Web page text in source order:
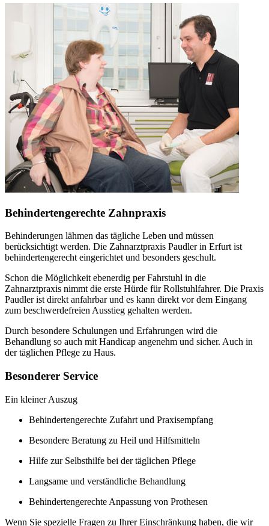
Behindertengerechte Zahnpraxis
Behinderungen lähmen das tägliche Leben und müssen
berücksichtigt werden. Die Zahnarztpraxis Paudler in Erfurt ist
behindertengerecht eingerichtet und besonders geschult.
Schon die Möglichkeit ebenerdig per Fahrstuhl in die
Zahnarztpraxis nimmt die erste Hürde für Rollstuhlfahrer. Die Praxis
Paudler ist direkt anfahrbar und es kann direkt vor dem Eingang
zum beschwerdefreien Ausstieg gehalten werden.
Durch besondere Schulungen und Erfahrungen wird die
Behandlung so auch mit Handicap angenehm und sicher. Auch in
der täglichen Pflege zu Haus.
Besonderer Service
Ein kleiner Auszug
Behindertengerechte Zufahrt und Praxisempfang
Besondere Beratung zu Heil und Hilfsmitteln
Hilfe zur Selbsthilfe bei der täglichen Pflege
Langsame und verständliche Behandlung
Behindertengerechte Anpassung von Prothesen
Wenn Sie spezielle Fragen zu Ihrer Einschränkung haben, die wir